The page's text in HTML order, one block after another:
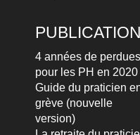
4 années de perdues
pour les PH en 2020
Guide du praticien
grève (nouvelle
version)